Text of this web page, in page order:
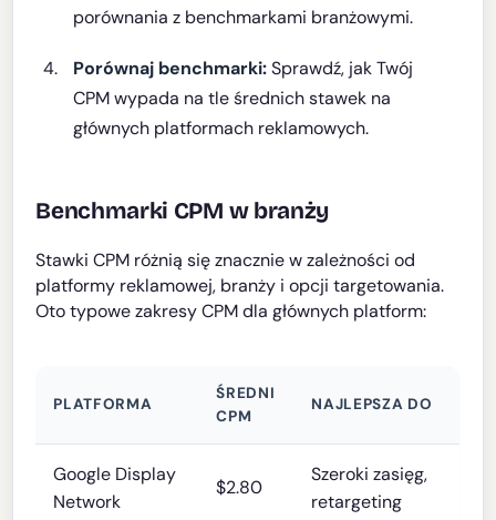
porównania z benchmarkami branżowymi.
Porównaj benchmarki:Sprawdź, jak Twój
CPM wypada na tle średnich stawek na
głównych platformach reklamowych.
Benchmarki CPM w branży
Stawki CPM różnią się znacznie w zależności od
platformy reklamowej, branży i opcji targetowania.
Oto typowe zakresy CPM dla głównych platform:
PLATFORMA
ŚREDNI
CPM
NAJLEPSZA DO
Google Display
Network
$2.80
Szeroki zasięg,
retargeting